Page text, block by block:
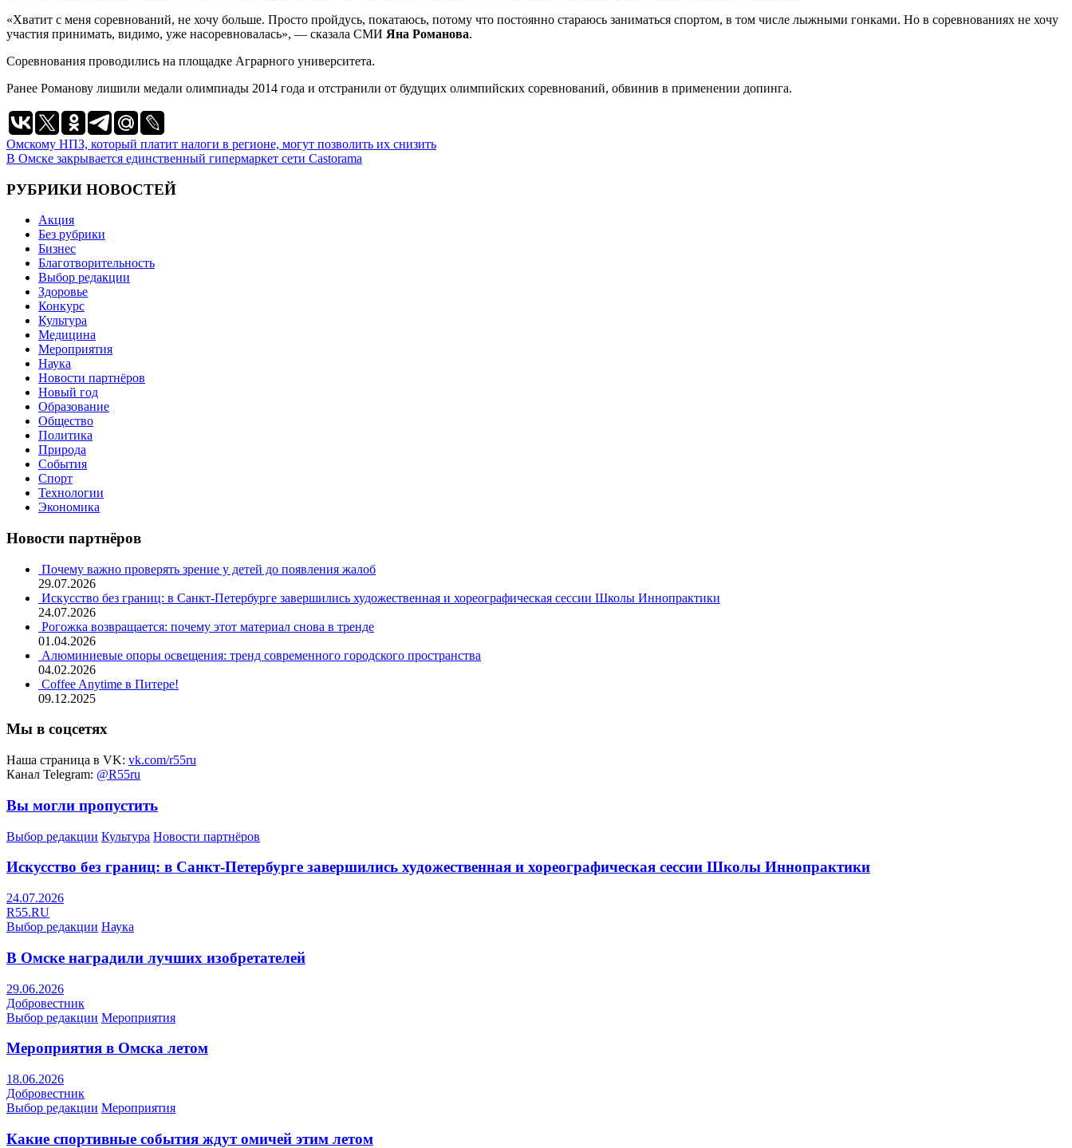
«Хватит с меня соревнований, не хочу больше. Просто пройдусь, покатаюсь, потому что постоянно стараюсь заниматься спортом, в том числе лыжными гонками. Но в соревнованиях не хочу
участия принимать, видимо, уже насоревновалась», — сказала СМИ Яна Романова.
Соревнования проводились на площадке Аграрного университета.
Ранее Романову лишили медали олимпиады 2014 года и отстранили от будущих олимпийских соревнований, обвинив в применении допинга.
Навигация
по
записям
Омскому НПЗ, который платит налоги в регионе, могут позволить их снизить
В Омске закрывается единственный гипермаркет сети Castorama
РУБРИКИ НОВОСТЕЙ
Акция
Без рубрики
Бизнес
Благотворительность
Выбор редакции
Здоровье
Конкурс
Культура
Медицина
Мероприятия
Наука
Новости партнёров
Новый год
Образование
Общество
Политика
Природа
События
Спорт
Технологии
Экономика
Новости партнёров
Почему важно проверять зрение у детей до появления жалоб
29.07.2026
Искусство без границ: в Санкт-Петербурге завершились художественная и хореографическая сессии Школы Иннопрактики
24.07.2026
Рогожка возвращается: почему этот материал снова в тренде
01.04.2026
Алюминиевые опоры освещения: тренд современного городского пространства
04.02.2026
Coffee Anytime в Питере!
09.12.2025
Мы в соцсетях
Наша страница в VK: vk.com/r55ru
Канал Telegram: @R55ru
Вы могли пропустить
Выбор редакции Культура Новости партнёров
Искусство без границ: в Санкт-Петербурге завершились художественная и хореографическая сессии Школы Иннопрактики
24.07.2026
R55.RU
Выбор редакции Наука
В Омске наградили лучших изобретателей
29.06.2026
Добровестник
Выбор редакции Мероприятия
Мероприятия в Омска летом
18.06.2026
Добровестник
Выбор редакции Мероприятия
Какие спортивные события ждут омичей этим летом